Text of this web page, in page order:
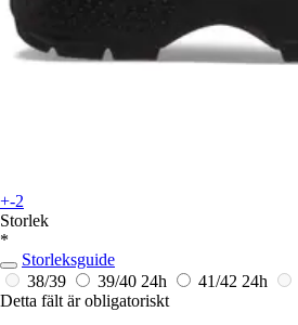
+-2
Storlek
*
Storleksguide
38/39
39/40 24h 41/42 24h
Detta fält är obligatoriskt